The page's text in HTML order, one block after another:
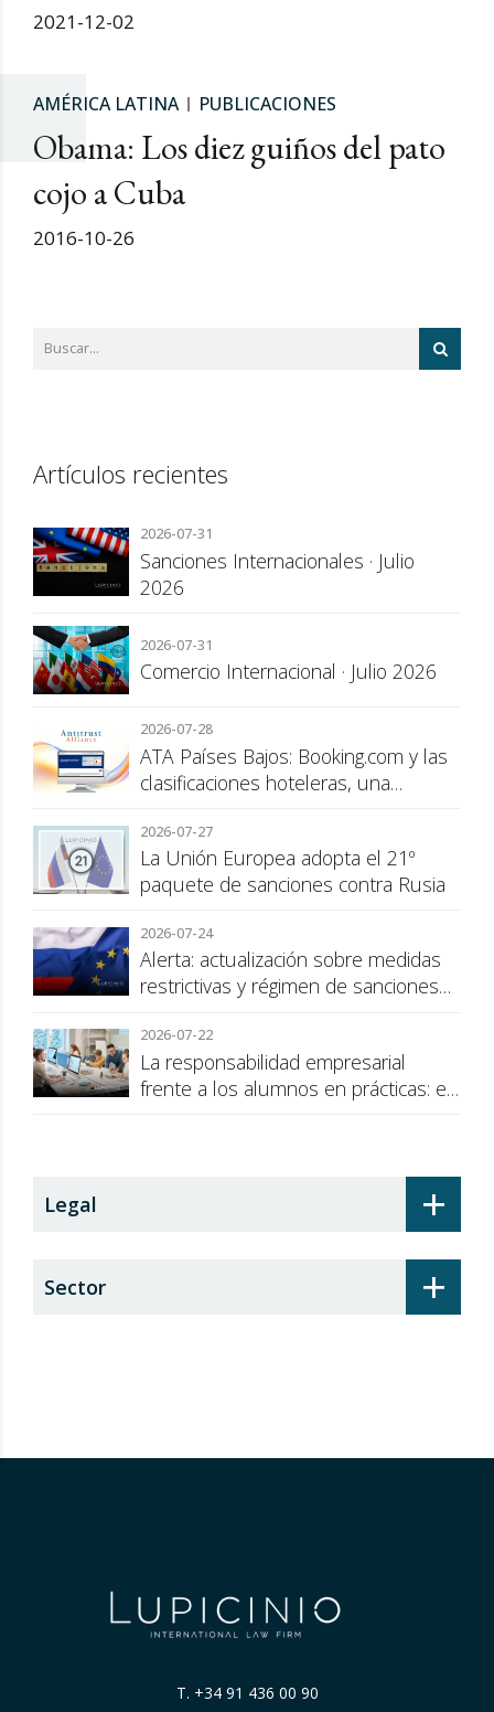
2021-12-02
AMÉRICA LATINA PUBLICACIONES
Obama: Los diez guiños del pato
cojo a Cuba
2016-10-26
Artículos recientes
2026-07-31
Sanciones Internacionales · Julio
2026
2026-07-31
Comercio Internacional · Julio 2026
2026-07-28
ATA Países Bajos: Booking.com y las
clasificaciones hoteleras, una
consumidor
2026-07-27
La Unión Europea adopta el 21º
paquete de sanciones contra Rusia
2026-07-24
Alerta: actualización sobre medidas
restrictivas y régimen de sanciones
2026-07-22
La responsabilidad empresarial
frente a los alumnos en prácticas: el
+
Legal
+
Sector
T. +34 91 436 00 90